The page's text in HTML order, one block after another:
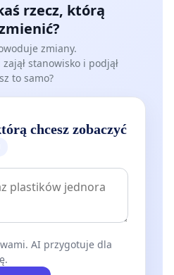
rzecz, którą
zmiany.
stanowisko i podjął
to samo?
chcesz zobaczyć
AI przygotuje dla